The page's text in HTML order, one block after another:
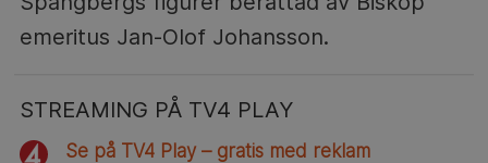
emeritus Jan-Olof Johansson.
STREAMING PÅ TV4 PLAY
Se på TV4 Play – gratis med reklam